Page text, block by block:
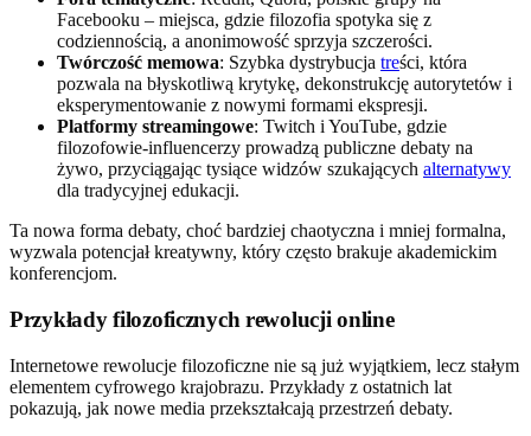
Facebooku – miejsca, gdzie filozofia spotyka się z
codziennością, a anonimowość sprzyja szczerości.
Twórczość memowa: Szybka dystrybucja treści, która
pozwala na błyskotliwą krytykę, dekonstrukcję autorytetów i
eksperymentowanie z nowymi formami ekspresji.
Platformy streamingowe: Twitch i YouTube, gdzie
filozofowie-influencerzy prowadzą publiczne debaty na
żywo, przyciągając tysiące widzów szukających alternatywy
dla tradycyjnej edukacji.
Ta nowa forma debaty, choć bardziej chaotyczna i mniej formalna,
wyzwala potencjał kreatywny, który często brakuje akademickim
konferencjom.
Przykłady filozoficznych rewolucji online
Internetowe rewolucje filozoficzne nie są już wyjątkiem, lecz stałym
elementem cyfrowego krajobrazu. Przykłady z ostatnich lat
pokazują, jak nowe media przekształcają przestrzeń debaty.